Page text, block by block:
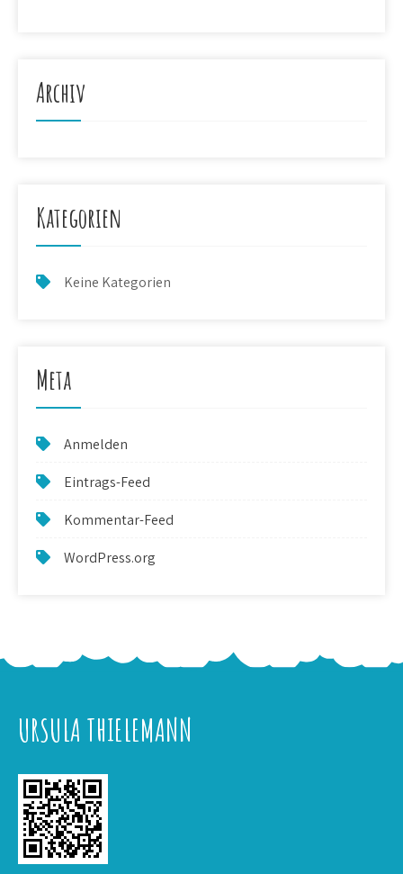
Archiv
Kategorien
Keine Kategorien
Meta
Anmelden
Eintrags-Feed
Kommentar-Feed
WordPress.org
URSULA THIELEMANN